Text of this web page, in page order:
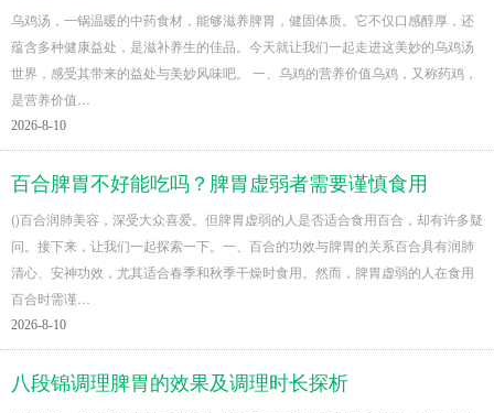
乌鸡汤，一锅温暖的中药食材，能够滋养脾胃，健固体质。它不仅口感醇厚，还
蕴含多种健康益处，是滋补养生的佳品。今天就让我们一起走进这美妙的乌鸡汤
世界，感受其带来的益处与美妙风味吧。 一、乌鸡的营养价值乌鸡，又称药鸡，
是营养价值…
2026-8-10
百合脾胃不好能吃吗？脾胃虚弱者需要谨慎食用
()百合润肺美容，深受大众喜爱。但脾胃虚弱的人是否适合食用百合，却有许多疑
问。接下来，让我们一起探索一下。一、百合的功效与脾胃的关系百合具有润肺
清心、安神功效，尤其适合春季和秋季干燥时食用。然而，脾胃虚弱的人在食用
百合时需谨…
2026-8-10
八段锦调理脾胃的效果及调理时长探析